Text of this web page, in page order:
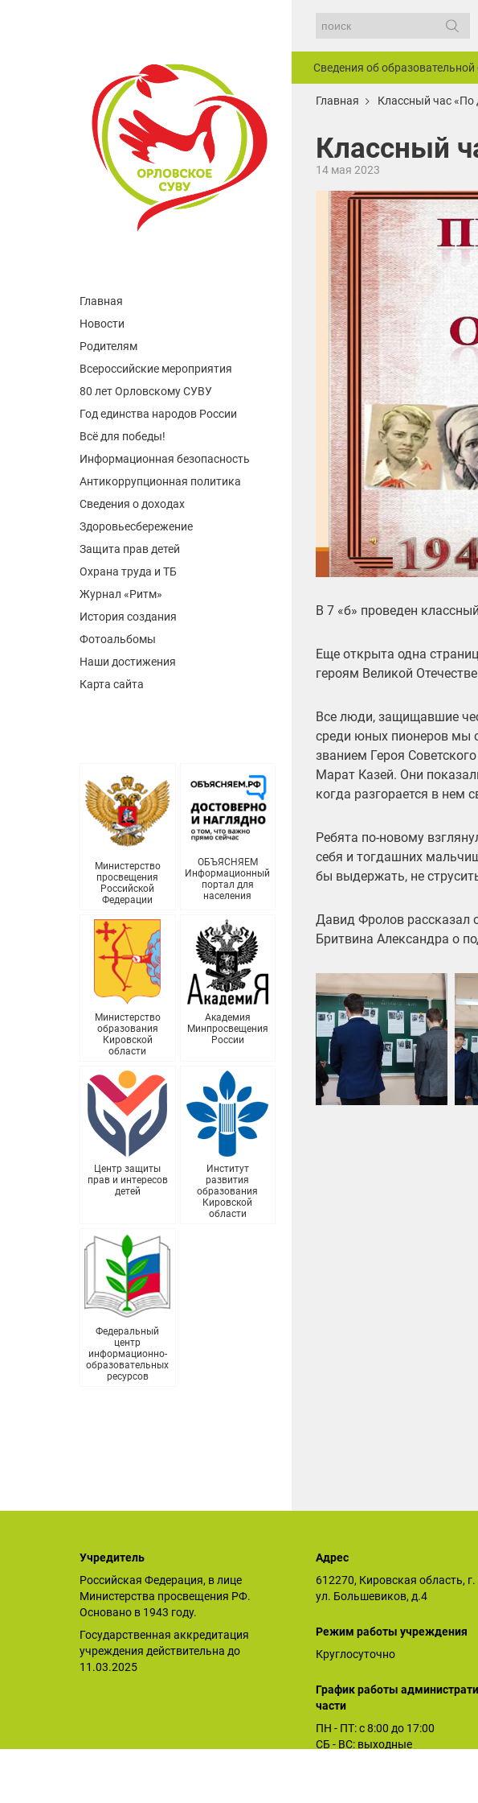
Главная
Новости
Родителям
Всероссийские мероприятия
80 лет Орловскому СУВУ
Год единства народов России
Всё для победы!
Информационная безопасность
Антикоррупционная политика
Сведения о доходах
Здоровьесбережение
Защита прав детей
Охрана труда и ТБ
Журнал «Ритм»
История создания
Фотоальбомы
Наши достижения
Карта сайта
Министерство
просвещения
Российской
Федерации
ОБЪЯСНЯЕМ
Информационный
портал для
населения
Министерство
образования
Кировской
области
Академия
Минпросвещения
России
Центр защиты
прав и интересов
детей
Институт
развития
образования
Кировской
области
Федеральный
центр
информационно-
образовательных
ресурсов
Сведения об образовательной
Главная Классный час «По
Классный
14 мая 2023
В 7 «б» проведен
Еще открыта одна
героям Великой
Все люди, защищавшие
среди юных пионеров мы
званием Героя
Марат Казей. Они
когда разгорается в нем
Ребята по-новому
себя и тогдашних
бы выдержать, не
Давид Фролов рассказал
Бритвина Александра о
Учредитель
Российская Федерация, в лице
Министерства просвещения РФ.
Основано в 1943 году.
Государственная аккредитация
учреждения действительна до
11.03.2025
Адрес
612270, Кировская область,
ул. Большевиков, д.4
Режим работы учреждения
Круглосуточно
График работы
части
ПН - ПТ: с 8:00 до 17:00
СБ - ВС: выходные